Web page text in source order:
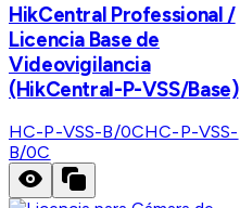
HikCentral Professional /
Licencia Base de
Videovigilancia
(HikCentral-P-VSS/Base)
HC-P-VSS-B/0CHC-P-VSS-
B/0C